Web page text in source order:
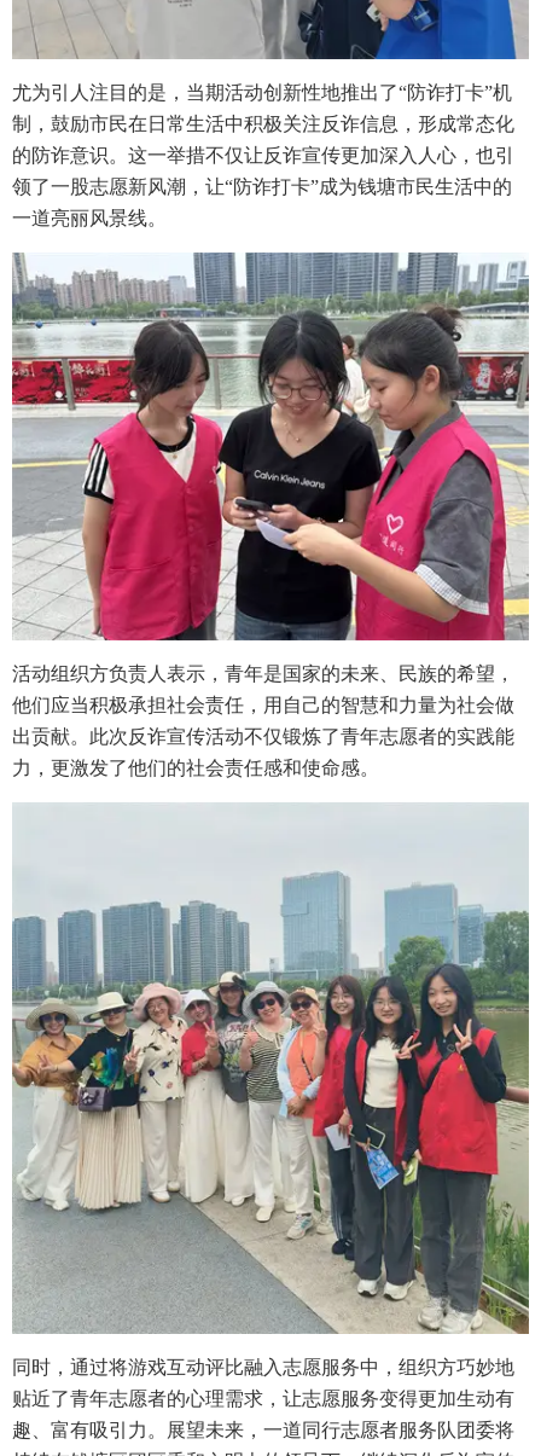
尤为引人注目的是，当期活动创新性地推出了“防诈打卡”机
制，鼓励市民在日常生活中积极关注反诈信息，形成常态化
的防诈意识。这一举措不仅让反诈宣传更加深入人心，也引
领了一股志愿新风潮，让“防诈打卡”成为钱塘市民生活中的
一道亮丽风景线。
活动组织方负责人表示，青年是国家的未来、民族的希望，
他们应当积极承担社会责任，用自己的智慧和力量为社会做
出贡献。此次反诈宣传活动不仅锻炼了青年志愿者的实践能
力，更激发了他们的社会责任感和使命感。
同时，通过将游戏互动评比融入志愿服务中，组织方巧妙地
贴近了青年志愿者的心理需求，让志愿服务变得更加生动有
趣、富有吸引力。展望未来，一道同行志愿者服务队团委将